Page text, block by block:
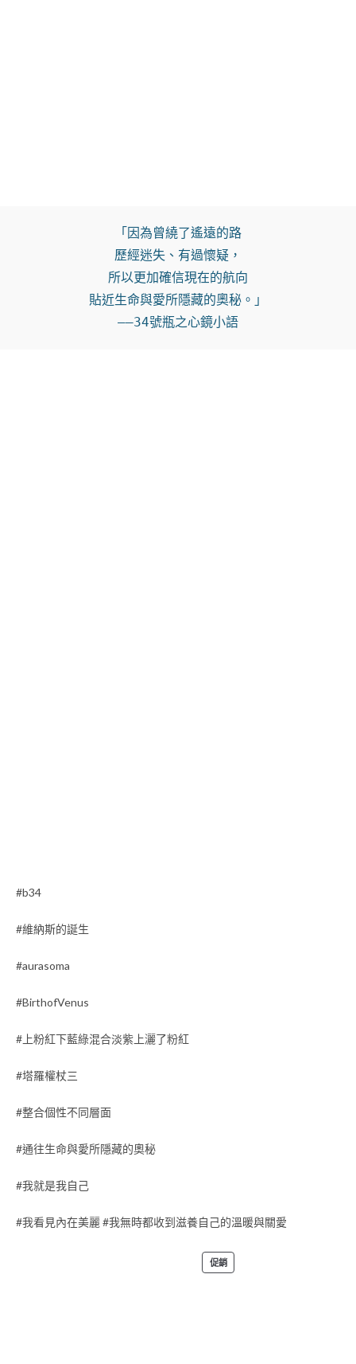
「因為曾繞了遙遠的路
歷經迷失、有過懷疑，
所以更加確信現在的航向
貼近生命與愛所隱藏的奧秘。」
——34號瓶之心鏡小語
#b34
#維納斯的誕生
#aurasoma
#BirthofVenus
#上粉紅下藍綠混合淡紫上灑了粉紅
#塔羅權杖三
#整合個性不同層面
#通往生命與愛所隱藏的奧秘
#我就是我自己
#我看見內在美麗 #我無時都收到滋養自己的溫暖與關愛
促銷